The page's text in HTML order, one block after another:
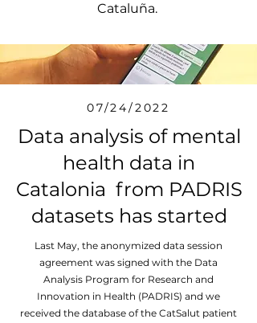
Cataluña.
07/24/2022
Data analysis of mental
health data in
Catalonia from PADRIS
datasets has started
Last May, the anonymized data session
agreement was signed with the Data
Analysis Program for Research and
Innovation in Health (PADRIS) and we
received the database of the CatSalut patient